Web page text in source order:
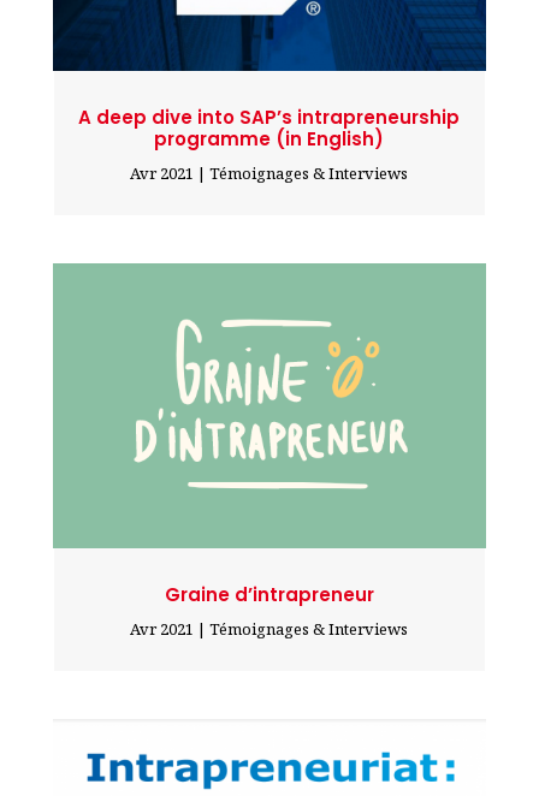
A deep dive into SAP’s intrapreneurship
programme (in English)
Avr 2021 |Témoignages & Interviews
Graine d’intrapreneur
Avr 2021 |Témoignages & Interviews